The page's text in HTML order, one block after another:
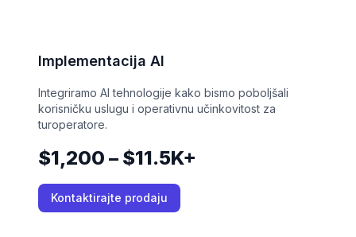
Implementacija AI
Integriramo AI tehnologije kako bismo poboljšali
korisničku uslugu i operativnu učinkovitost za
turoperatore.
$1,200 – $11.5K+
Kontaktirajte prodaju